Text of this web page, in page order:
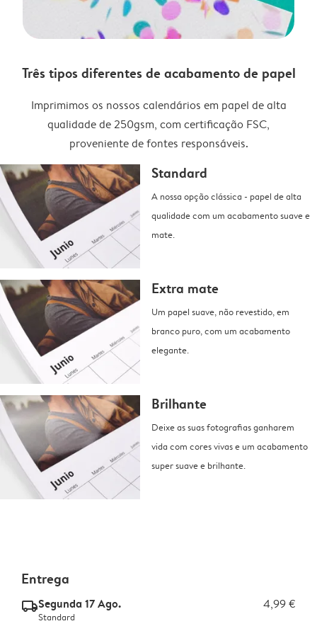
Três tipos diferentes de acabamento de papel
Imprimimos os nossos calendários em papel de alta
qualidade de 250gsm, com certificação FSC,
proveniente de fontes responsáveis.
Standard
A nossa opção clássica - papel de alta
qualidade com um acabamento suave e
mate.
Extra mate
Um papel suave, não revestido, em
branco puro, com um acabamento
elegante.
Brilhante
Deixe as suas fotografias ganharem
vida com cores vivas e um acabamento
super suave e brilhante.
Entrega
delivery_standard_v2Segunda 17 Ago. 4,99 €
Standard